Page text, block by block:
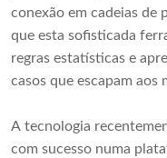
conexão em cadeias de
que esta sofisticada
regras estatísticas e
casos que escapam
A tecnologia
com sucesso numa